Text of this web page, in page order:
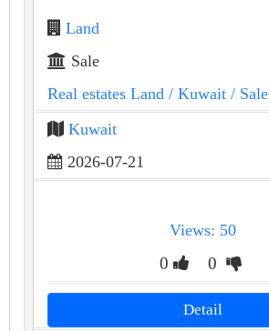
Land
Sale
Real estates Land / Kuwait / Sale
Kuwait
2026-07-21
Views: 50
0 0
Detail